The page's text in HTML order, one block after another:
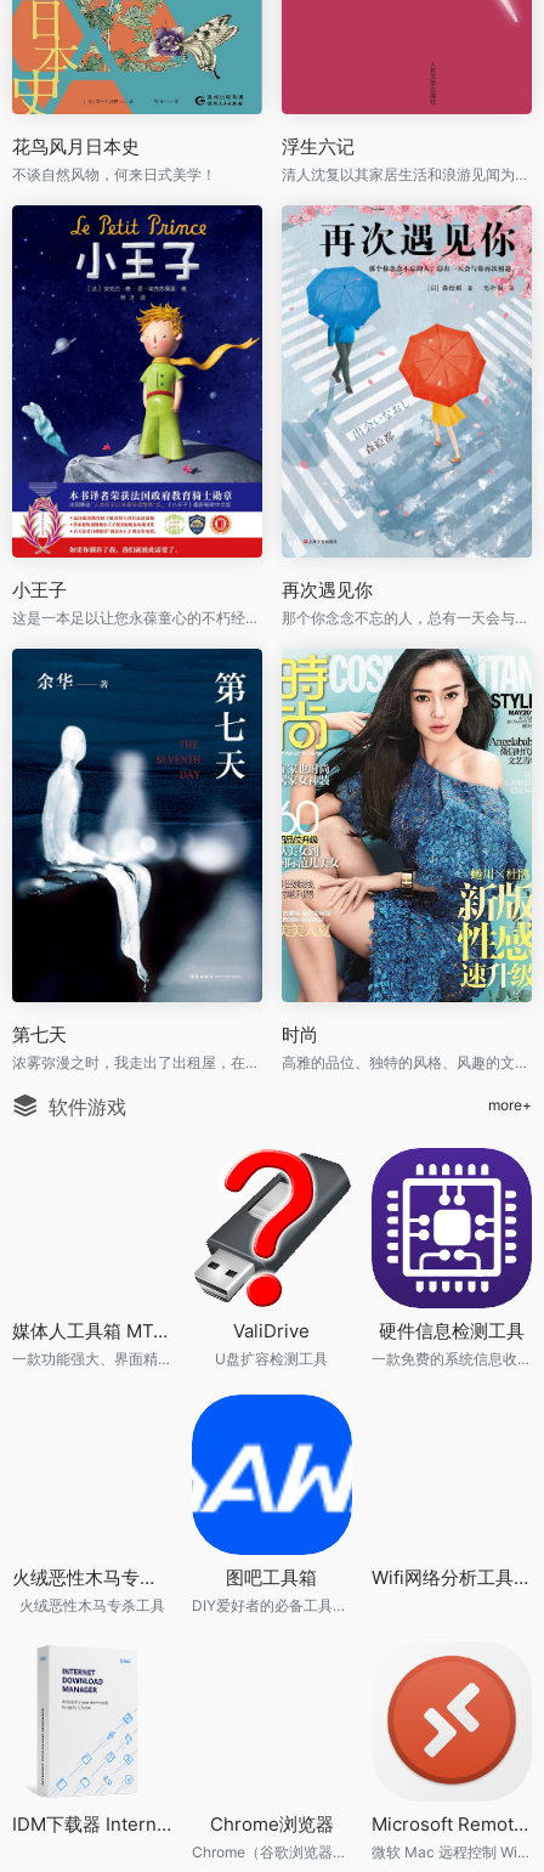
花鸟风月日本史
不谈自然风物，何来日式美学！
浮生六记
清人沈复以其家居生活和浪游见闻为内容写成的《浮生六记》，为中国文学史上的一支奇葩。
小王子
这是一本足以让您永葆童心的不朽经典，被全球亿万读者誉为人生必读书。
再次遇见你
那个你念念不忘的人，总有一天会与你再次相遇。
第七天
浓雾弥漫之时，我走出了出租屋，在空虚混沌的城市里孑孓而行。
时尚
高雅的品位、独特的风格、风趣的文字、新颖的设计
软件游戏 more+
媒体人工具箱 MTools v0.0.8
一款功能强大、界面精美的现代化桌面工具集
ValiDrive
U盘扩容检测工具
硬件信息检测工具
一款免费的系统信息收集软件
火绒恶性木马专杀工具
火绒恶性木马专杀工具
图吧工具箱
DIY爱好者的必备工具合集
Wifi网络分析工具 WiFiAnalyzer 3.1.4
IDM下载器 Internet Download Manager v6.42 Build 39 Chrome浏览器
Chrome（谷歌浏览器）是 Google 的官方网络浏览器，速度飞快，安全可靠，并且支持自定义。欢迎立即下载，随心定制。
Microsoft Remote Desktop
微软 Mac 远程控制 Windows 软件